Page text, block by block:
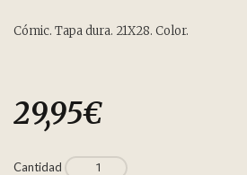
Cómic. Tapa dura. 21X28. Color.
29,95€
Cantidad